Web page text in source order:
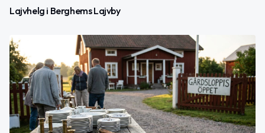
Lajvhelg i Berghems Lajvby